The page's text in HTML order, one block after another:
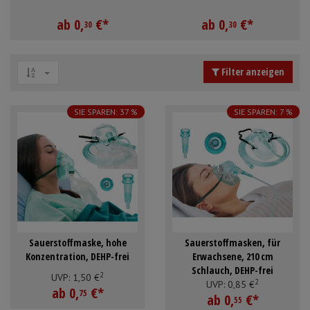
ab 0,30 €* ab 0,30 €*
Filter anzeigen
Sauerstoffmaske, hohe
Konzentration, DEHP-frei
UVP: 1,50 €2
ab 0,75 €*
SIE SPAREN: 37 %
Sauerstoffmasken, für
Erwachsene, 210 cm
Schlauch, DEHP-frei
UVP: 0,85 €2
ab 0,55 €*
SIE SPAREN: 7 %